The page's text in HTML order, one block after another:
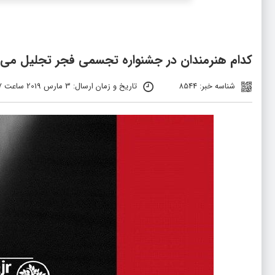
کدام هنرمندان در جشنواره تجسمی فجر تجلیل
شناسه خبر: 8544 تاریخ و زمان ارسال: 3 مارس 2019 ساعت 15:07